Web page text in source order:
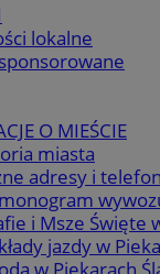
lokalne
O MIEŚCIE
miasta
adresy i
i Msze Święte
jazdy w